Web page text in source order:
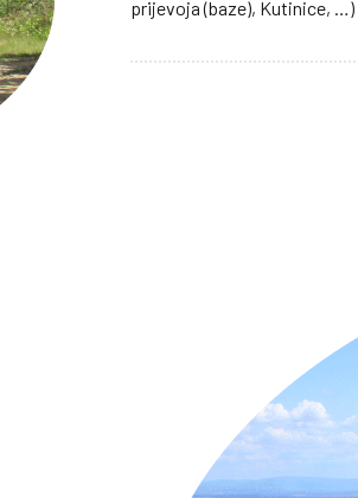
prijevoja (baze), Kutinice, …)